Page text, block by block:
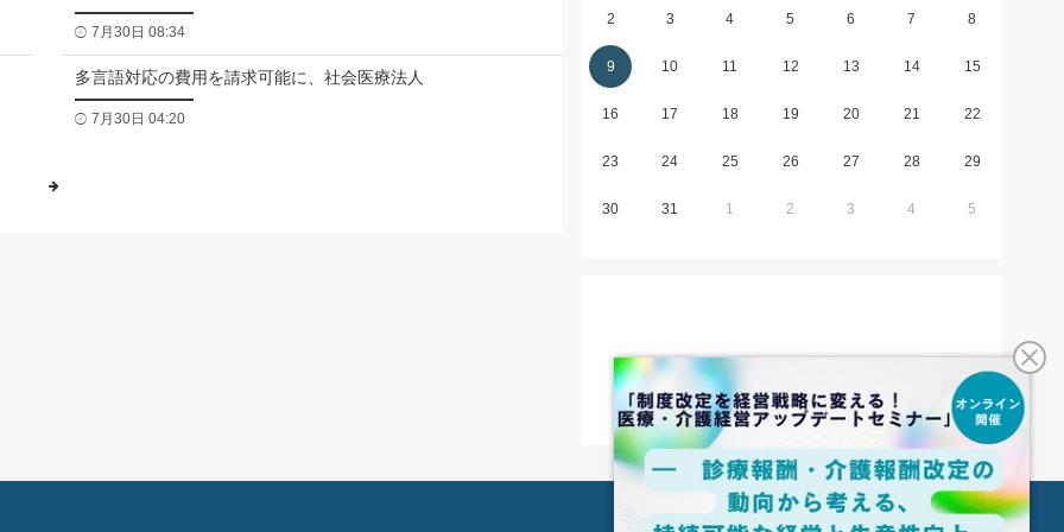
7月30日 08:34
多言語対応の費用を請求可能に、社会医療法人
7月30日 04:20
2 3 4 5 6 7 8
9 10 11 12 13 14 15
16 17 18 19 20 21 22
23 24 25 26 27 28 29
30 31 1 2 3 4 5